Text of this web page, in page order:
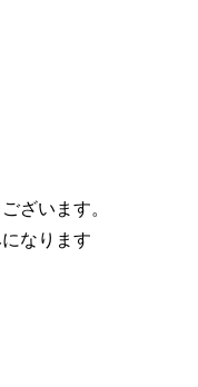
ざいます。
なります